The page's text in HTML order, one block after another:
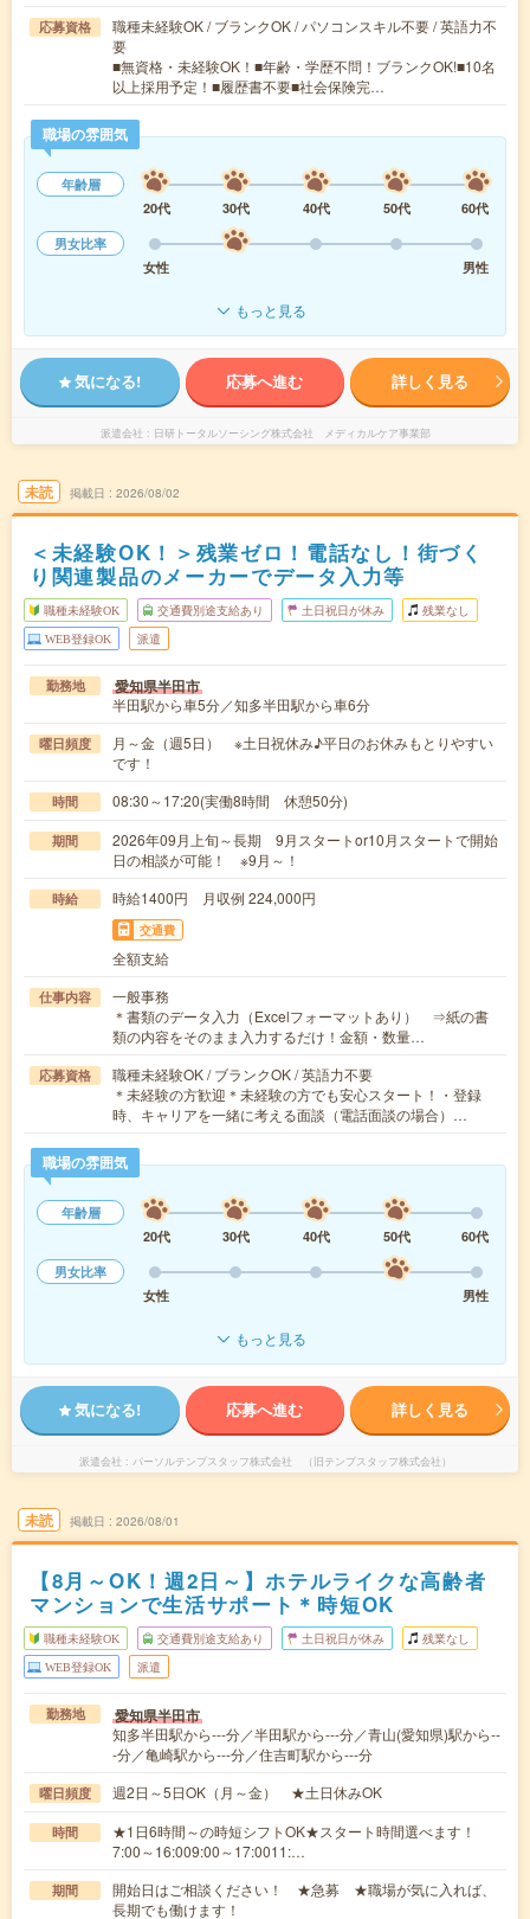
応募資格
職種未経験OK / ブランクOK / パソコンスキル不要 / 英語力不
要
■無資格・未経験OK！■年齢・学歴不問！ブランクOK!■10名
以上採用予定！■履歴書不要■社会保険完…
職場の雰囲気
年齢層
20代
30代 40代 50代
60代
男女比率
女性
男性
もっと見る
気になる! 応募へ進む 詳しく見る
派遣会社 日研トータルソーシング株式会社 メディカルケア事業部
未読 掲載日 2026/08/02
＜未経験OK！＞残業ゼロ！電話なし！街づく
り関連製品のメーカーでデータ入力等
職種未経験OK 交通費別途支給あり 土日祝日が休み 残業なし
WEB登録OK 派遣
勤務地 愛知県半田市
半田駅から車5分／知多半田駅から車6分
曜日頻度
月～金（週5日） ※土日祝休み♪平日のお休みもとりやすい
です！
時間 08:30～17:20(実働8時間 休憩50分)
期間
2026年09月上旬～長期 9月スタートor10月スタートで開始
日の相談が可能！ ※9月～！
時給 時給1400円 月収例 224,000円
交通費
全額支給
仕事内容
一般事務
＊書類のデータ入力（Excelフォーマットあり） ⇒紙の書
類の内容をそのまま入力するだけ！金額・数量…
応募資格
職種未経験OK / ブランクOK / 英語力不要
＊未経験の方歓迎＊未経験の方でも安心スタート！・登録
時、キャリアを一緒に考える面談（電話面談の場合）…
職場の雰囲気
年齢層
20代
30代 40代 50代
60代
男女比率
女性
男性
もっと見る
気になる! 応募へ進む 詳しく見る
派遣会社 パーソルテンプスタッフ株式会社 （旧テンプスタッフ株式会社）
未読 掲載日 2026/08/01
【8月～OK！週2日～】ホテルライクな高齢者
マンションで生活サポート＊時短OK
職種未経験OK 交通費別途支給あり 土日祝日が休み 残業なし
WEB登録OK 派遣
勤務地 愛知県半田市
知多半田駅から---分／半田駅から---分／青山(愛知県)駅から--
-分／亀崎駅から---分／住吉町駅から---分
曜日頻度 週2日～5日OK（月～金） ★土日休みOK
時間
★1日6時間～の時短シフトOK★スタート時間選べます！
7:00～16:009:00～17:0011:…
期間
開始日はご相談ください！ ★急募 ★職場が気に入れば、
長期でも働けます！